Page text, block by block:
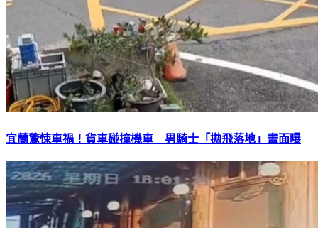
宜蘭驚悚車禍！貨車碰撞機車 男騎士「拋飛落地」畫面曝